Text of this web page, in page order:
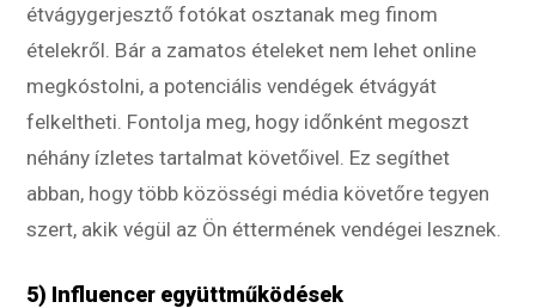
étvágygerjesztő fotókat osztanak meg finom
ételekről. Bár a zamatos ételeket nem lehet online
megkóstolni, a potenciális vendégek étvágyát
felkeltheti. Fontolja meg, hogy időnként megoszt
néhány ízletes tartalmat követőivel. Ez segíthet
abban, hogy több közösségi média követőre tegyen
szert, akik végül az Ön éttermének vendégei lesznek.
5) Influencer együttműködések